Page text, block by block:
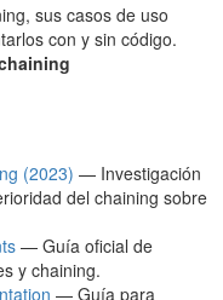
sus casos de uso
con y sin código.
(2023) — Investigación
del chaining sobre
— Guía oficial de
y chaining.
— Guía para